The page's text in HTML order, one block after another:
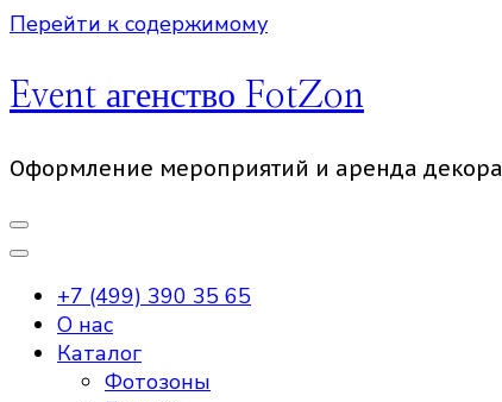
Перейти к содержимому
Event агенство FotZon
Оформление мероприятий и аренда декора
+7 (499) 390 35 65
О нас
Каталог
Фотозоны